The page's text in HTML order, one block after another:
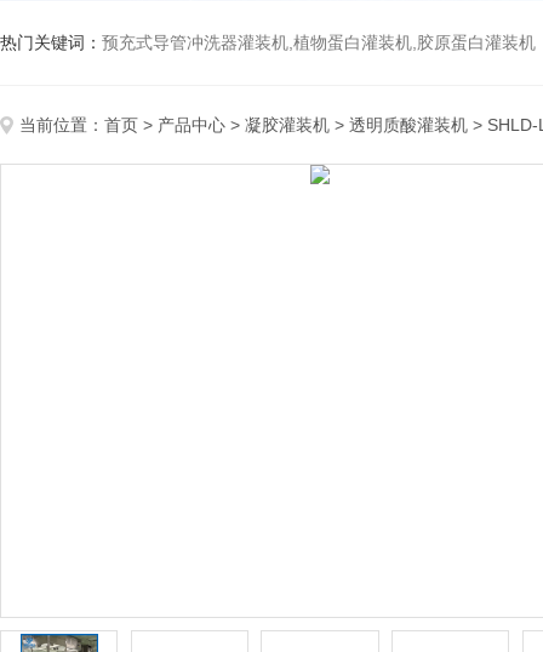
热门关键词： 预充式导管冲洗器灌装机,植物蛋白灌装机,胶原蛋白灌装机
当前位置： 首页 > 产品中心 > 凝胶灌装机 > 透明质酸灌装机 > SHLD-